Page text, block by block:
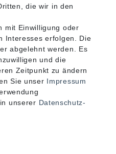
die wir in den
mit Einwilligung oder
Interesses erfolgen. Die
abgelehnt werden. Es
und die
Zeitpunkt zu ändern
Sie unser Impressum
unserer Daten­schutz­